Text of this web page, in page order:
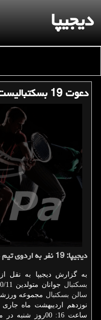
دیجیپا
دعوت 19 بسكتبالیست به اردوی تیم ملی جوانان
دیجیپا: 19 نفر به اردوی تیم ملی بسكتبال جوانان دعوت شدند.
به گزارش دیجیپا به نقل
بسكتبال جوانان متولدین 78/10/11 از روز شنبه هشتم اردیبهشت در
سالن بسكتبال مجموعه
نوزدهم اردیبهشت ماه
ساعت 16: 00روز